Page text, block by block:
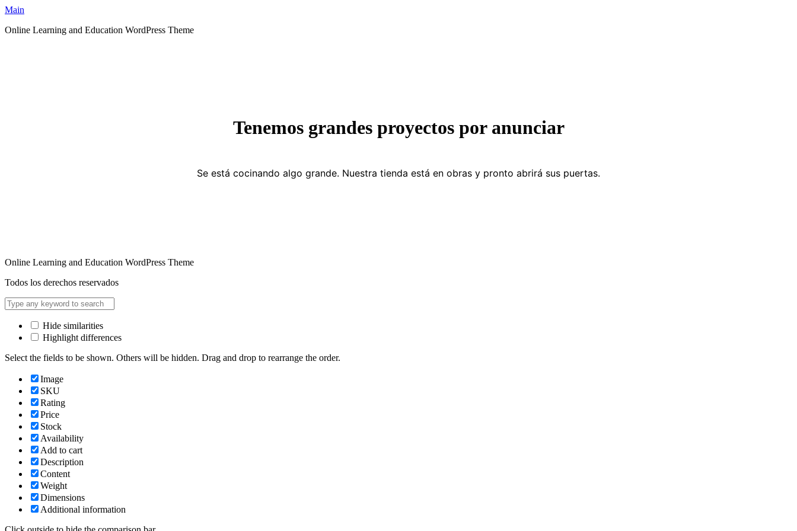
Main
Online Learning and Education WordPress Theme
Tenemos grandes proyectos por anunciar
Se está cocinando algo grande. Nuestra tienda está en obras y pronto abrirá sus puertas.
Online Learning and Education WordPress Theme
Todos los derechos reservados
Hide similarities
Highlight differences
Select the fields to be shown. Others will be hidden. Drag and drop to rearrange the order.
Image
SKU
Rating
Price
Stock
Availability
Add to cart
Description
Content
Weight
Dimensions
Additional information